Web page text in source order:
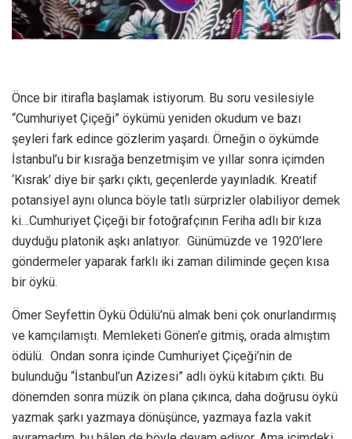
Önce bir itirafla başlamak istiyorum. Bu soru vesilesiyle
“Cumhuriyet Çiçeği” öykümü yeniden okudum ve bazı
şeyleri fark edince gözlerim yaşardı. Örneğin o öykümde
İstanbul’u bir kısrağa benzetmişim ve yıllar sonra içimden
‘Kısrak’ diye bir şarkı çıktı, geçenlerde yayınladık. Kreatif
potansiyel aynı olunca böyle tatlı sürprizler olabiliyor demek
ki…Cumhuriyet Çiçeği bir fotoğrafçının Feriha adlı bir kıza
duyduğu platonik aşkı anlatıyor. Günümüzde ve 1920’lere
göndermeler yaparak farklı iki zaman diliminde geçen kısa
bir öykü.
Ömer Seyfettin Öykü Ödülü’nü almak beni çok onurlandırmış
ve kamçılamıştı. Memleketi Gönen’e gitmiş, orada almıştım
ödülü. Ondan sonra içinde Cumhuriyet Çiçeği’nin de
bulunduğu “İstanbul’un Azizesi” adlı öykü kitabım çıktı. Bu
dönemden sonra müzik ön plana çıkınca, daha doğrusu öykü
yazmak şarkı yazmaya dönüşünce, yazmaya fazla vakit